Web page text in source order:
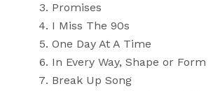
Promises
I Miss The 90s
One Day At A Time
In Every Way, Shape or Form
Break Up Song